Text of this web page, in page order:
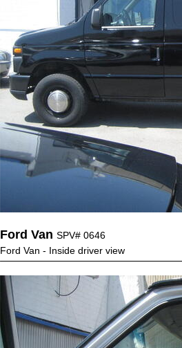
Ford Van SPV# 0646
Ford Van - Inside driver view